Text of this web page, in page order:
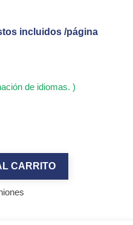
incluidos /página
de idiomas. )
CARRITO